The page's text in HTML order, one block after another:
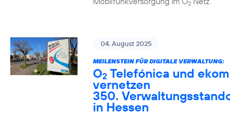
2
04. August 2025
MEILENSTEIN FÜR DIGITALE VERWALTUNG:
O2 Telefónica und
vernetzen
350.
in Hessen